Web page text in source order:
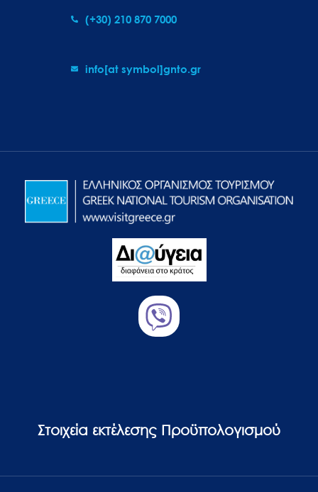
(+30) 210 870 7000
info[at symbol]gnto.gr
Στοιχεία εκτέλεσης Προϋπολογισμού